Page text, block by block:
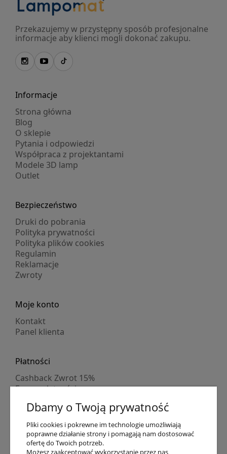
Przekazujemy w przystępny sposób profesjonalne
informacje aby klienci mogli dokonać zakupu.
Informacje
Strona główna
Blog
O sklepie
Pytania i odpowiedzi
Współpraca z projektantami
Modele 3D lamp
Outlet
Bezpieczeństwo
Druki do pobrania
Polityka prywatności
Polityka plików cookies
Regulamin
Reklamacje
Zwroty
Moje konto
Kontakt
Panel klienta
Płatności
Cashback Zwrot 15%
Formy płatności
Numer konta
PayPo kupujesz, nie płacisz
Progi rabatowe
Promocje
Dbamy o Twoją prywatność
Pliki cookies i pokrewne im technologie umożliwiają
poprawne działanie strony i pomagają nam dostosować
ofertę do Twoich potrzeb.
Możesz zaakceptować wykorzystanie przez nas